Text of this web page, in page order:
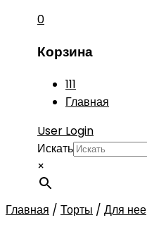
0
Корзина
111
Главная
User Login
Искать
×
Главная / Торты / Для нее